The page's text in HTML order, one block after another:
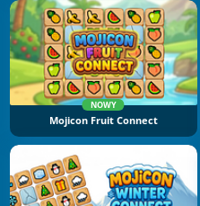
NOWY
Mojicon Fruit Connect